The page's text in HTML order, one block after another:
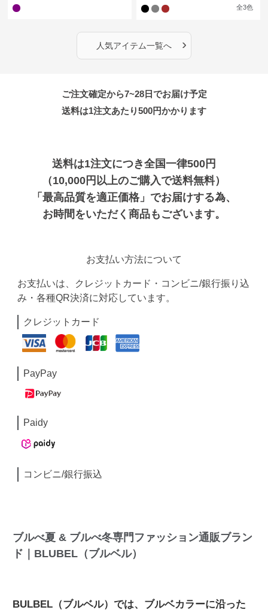
全3色
人気アイテム一覧へ ›
ご注文確定から7~28日でお届け予定
送料は1注文あたり500円かかります
送料は1注文につき全国一律500円
（10,000円以上のご購入で送料無料）
「最高品質を適正価格」でお届けする為、
お時間をいただく商品もございます。
お支払い方法について
お支払いは、クレジットカード・コンビニ/銀行振り込
み・各種QR決済に対応しています。
クレジットカード
PayPay
Paidy
コンビニ/銀行振込
ブルべ夏 & ブルべ冬専門ファッション通販ブラン
ド｜BLUBEL（ブルベル）
BULBEL（ブルベル）では、ブルベカラーに沿った